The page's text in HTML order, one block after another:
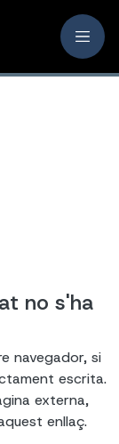
no s'ha
navegador, si
escrita.
externa,
enllaç.